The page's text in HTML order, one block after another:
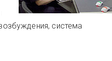
система